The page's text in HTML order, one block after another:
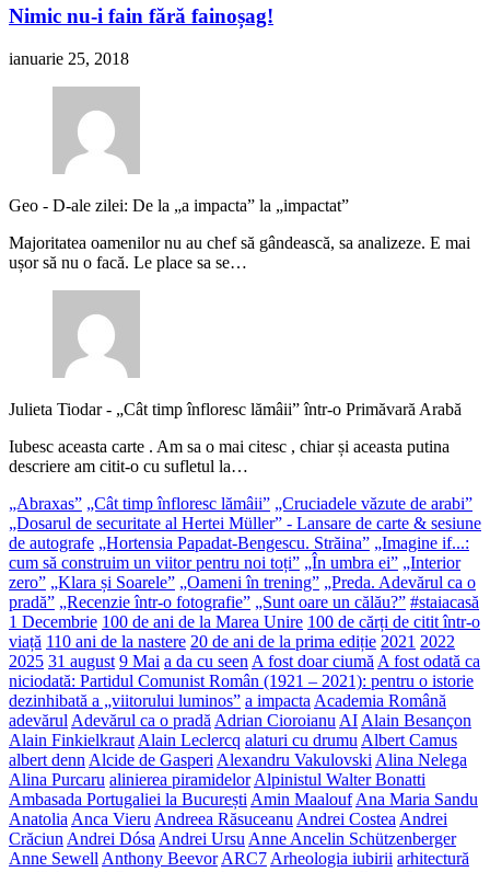
Nimic nu-i fain fără fainoșag!
ianuarie 25, 2018
Geo - D-ale zilei: De la „a impacta” la „impactat”
Majoritatea oamenilor nu au chef să gândească, sa analizeze. E mai
ușor să nu o facă. Le place sa se…
Julieta Tiodar- „Cât timp înfloresc lămâii” într-o Primăvară Arabă
Iubesc aceasta carte . Am sa o mai citesc , chiar și aceasta putina
descriere am citit-o cu sufletul la…
„Abraxas” „Cât timp înfloresc lămâii” „Cruciadele văzute de arabi”
„Dosarul de securitate al Hertei Müller” - Lansare de carte & sesiune
de autografe „Hortensia Papadat-Bengescu. Străina” „Imagine if...:
cum să construim un viitor pentru noi toți” „În umbra ei” „Interior
zero” „Klara și Soarele” „Oameni în trening” „Preda. Adevărul ca o
pradă” „Recenzie într-o fotografie” „Sunt oare un călău?” #staiacasă
1 Decembrie 100 de ani de la Marea Unire 100 de cărți de citit într-o
viață 110 ani de la nastere 20 de ani de la prima ediție 2021 2022
2025 31 august 9 Mai a da cu seen A fost doar ciumă A fost odată ca
niciodată: Partidul Comunist Român (1921 – 2021): pentru o istorie
dezinhibată a „viitorului luminos” a impacta Academia Română
adevărul Adevărul ca o pradă Adrian Cioroianu AI Alain Besançon
Alain Finkielkraut Alain Leclercq alaturi cu drumu Albert Camus
albert denn Alcide de Gasperi Alexandru Vakulovski Alina Nelega
Alina Purcaru alinierea piramidelor Alpinistul Walter Bonatti
Ambasada Portugaliei la București Amin Maalouf Ana Maria Sandu
Anatolia Anca Vieru Andreea Răsuceanu Andrei Costea Andrei
Crăciun Andrei Dósa Andrei Ursu Anne Ancelin Schützenberger
Anne Sewell Anthony Beevor ARC7 Arheologia iubirii arhitectură